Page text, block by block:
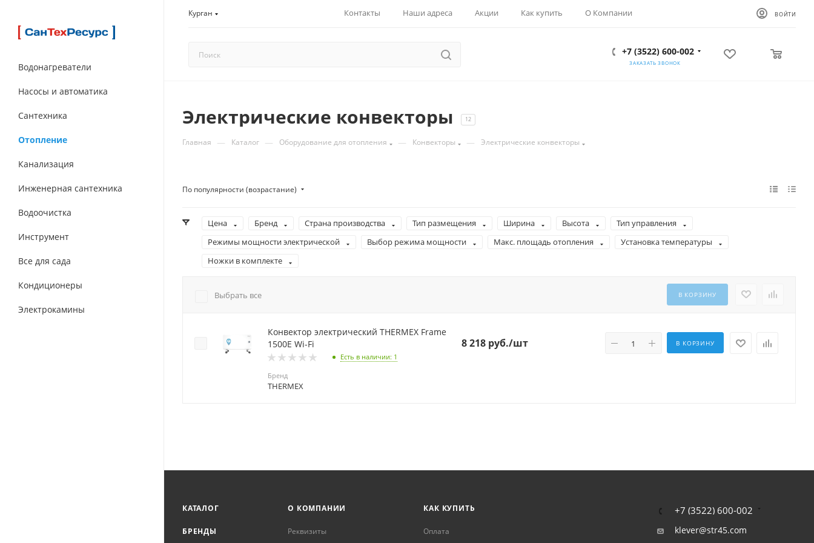
Курган Контакты Наши адреса Акции Как купить О Компании ВОЙТИ
+7 (3522) 600-002
ЗАКАЗАТЬ ЗВОНОК
Водонагреватели
Насосы и автоматика
Сантехника
Отопление
Канализация
Инженерная сантехника
Водоочистка
Инструмент
Все для сада
Кондиционеры
Электрокамины
Электрические конвекторы 12
Главная — Каталог — Оборудование для отопления — Конвекторы — Электрические конвекторы
По популярности (возрастание)
Цена Бренд Страна производства Тип размещения Ширина Высота
Тип управления
Режимы мощности электрической
Выбор режима мощности Макс. площадь отопления
Установка температуры
Ножки в комплекте
Выбрать все В КОРЗИНУ
Конвектор электрический THERMEX Frame
1500E Wi-Fi
Есть в наличии: 1
8 218 руб./шт В КОРЗИНУ
Бренд
THERMEX
КАТАЛОГ
БРЕНДЫ
О КОМПАНИИ
Реквизиты
КАК КУПИТЬ
Оплата
+7 (3522) 600-002
klever@str45.com